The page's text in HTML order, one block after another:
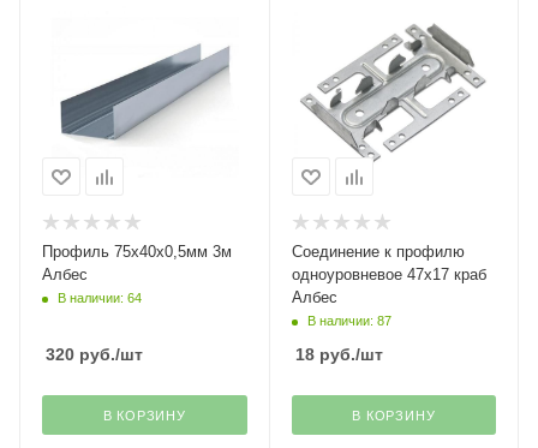
Профиль 75х40х0,5мм 3м
Албес
В наличии: 64
320 руб./шт
В КОРЗИНУ
Соединение к профилю
одноуровневое 47х17 краб
Албес
В наличии: 87
18руб./шт
В КОРЗИНУ